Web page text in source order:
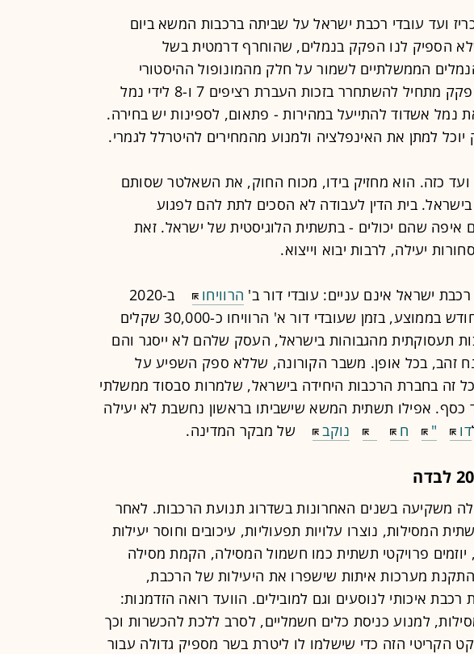
ועד עובדי רכבת ישראל על שביתה ברכבות המשא ביום
הספיק לנו הפקק בנמלים, שהוחרף דרמטית בשל
הממשלתיים לשמור על חלק מהמונופול ההיסטורי
שלהם. רק לאחרונה הפקק מתחיל להשתחרר בזכות העברת רציפים 7 ו-8 לידי נמל
אשדוד להתייעל במהירות - פתאום, לספינות יש בחירה.
למתן את האינפלציה ולמנוע מהמחירים להיטרלל לגמרי.
ועד כזה. הוא מחזיק בידו, מכוח החוק, את השאלטר שסותם
בית הדין לעבודה לא הסכים לתת להם לפגוע
איפה שהם יכולים - בתשתית הלוגיסטית של ישראל. זאת
יעילה, לרבות יבוא וייצוא.
ישראל אינם עניים: עובדי דור ב' הרוויחו
ב-2020
כמעט 20,000 שקל בחודש בממוצע, בזמן שעובדי דור א' הרוויחו כ-30,000 שקלים
תעסוקתית מהגבוהות בישראל, העסק שלהם לא ייסגר והם
זהב, בכל אופן. משבר הקורונה, שללא ספק השפיע על
זה בחברת הרכבות היחידה בישראל, שלמרות סבסוד ממשלתי
כסף. אפילו תשתית המשא שישביתו בראשון נחשבת לא יעילה
דו " ח נוקב של מבקר המדינה.
משקיעה בשנים האחרונות בשדרוג תנועת הרכבות. לאחר
המסילות, נוצרו עלויות תפעוליות, עיכובים וחוסר יעילות
יוזמים פרויקטי תשתית כמו חשמול המסילה, הקמת מסילה
מערכות איתות שישפרו את היעילות של הרכבת,
איכותי לנוסעים וגם למובילים. הוועד רואה הזדמנות:
למנוע כניסת כלים חשמליים, לסרב ללכת להכשרות וכך
הקריטי הזה כדי שישלמו לו ליטרת בשר מספיק גדולה עבור